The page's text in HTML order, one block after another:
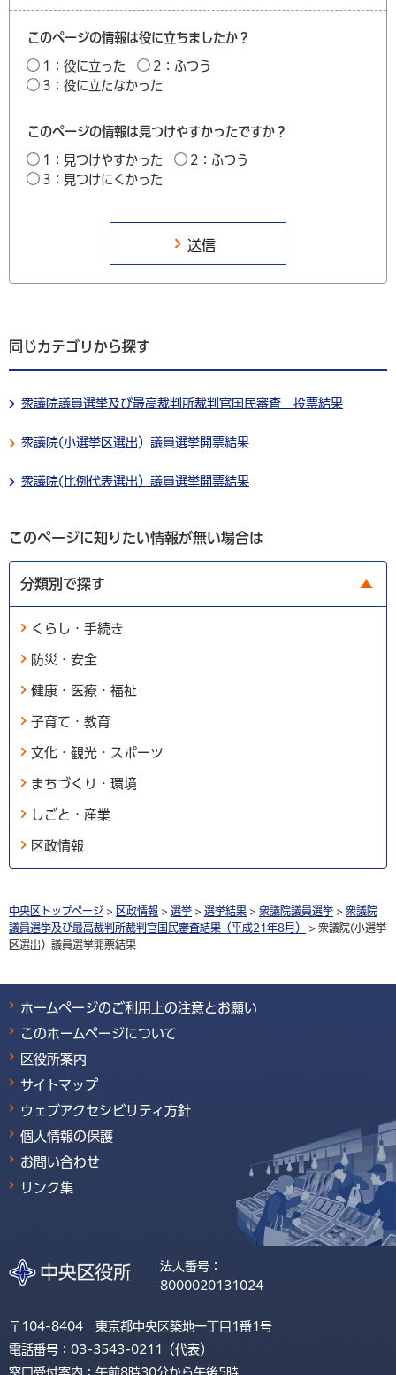
このページの情報は役に立ちましたか？
1：役に立った
2：ふつう
3：役に立たなかった
このページの情報は見つけやすかったですか？
1：見つけやすかった
2：ふつう
3：見つけにくかった
同じカテゴリから探す
衆議院議員選挙及び最高裁判所裁判官国民審査 投票結果
衆議院(小選挙区選出）議員選挙開票結果
衆議院(比例代表選出）議員選挙開票結果
このページに知りたい情報が無い場合は
分類別で探す
くらし・手続き
防災・安全
健康・医療・福祉
子育て・教育
文化・観光・スポーツ
まちづくり・環境
しごと・産業
区政情報
中央区トップページ > 区政情報 > 選挙 > 選挙結果 > 衆議院議員選挙 > 衆議院
議員選挙及び最高裁判所裁判官国民審査結果（平成21年8月）
> 衆議院(小選挙
区選出）議員選挙開票結果
ホームページのご利用上の注意とお願い
このホームページについて
区役所案内
サイトマップ
ウェブアクセシビリティ方針
個人情報の保護
お問い合わせ
リンク集
法人番号：
8000020131024
〒104-8404 東京都中央区築地一丁目1番1号
電話番号：03-3543-0211（代表）
窓口受付案内：午前8時30分から午後5時